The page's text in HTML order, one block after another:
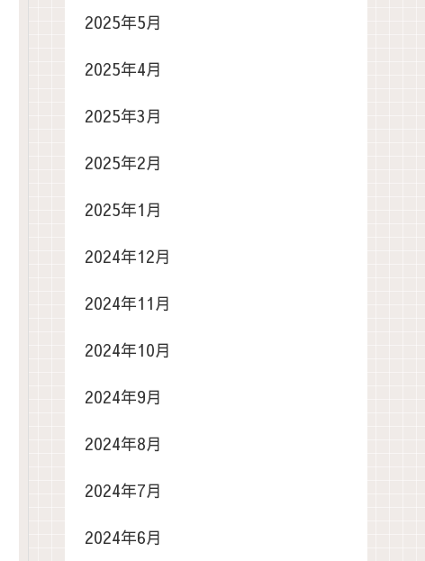
2025年5月
2025年4月
2025年3月
2025年2月
2025年1月
2024年12月
2024年11月
2024年10月
2024年9月
2024年8月
2024年7月
2024年6月